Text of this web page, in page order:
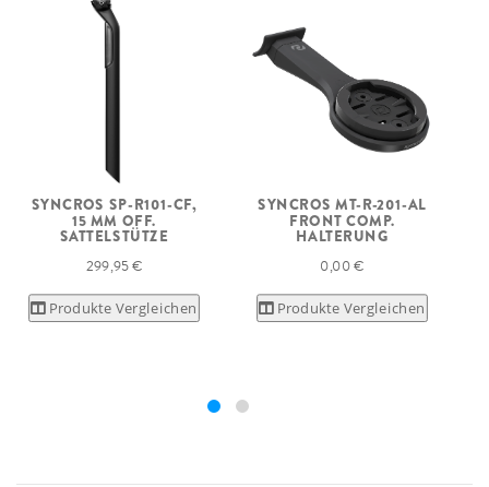
SYNCROS SP-R101-CF,
15 MM OFF.
SATTELSTÜTZE
299,95 €
Produkte Vergleichen
SYNCROS MT-R-201-AL
FRONT COMP.
HALTERUNG
0,00 €
Produkte Vergleichen